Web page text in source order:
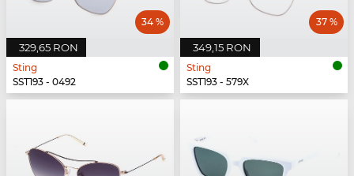
329,65 RON
34 %
Sting
SST193 - 0492
349,15 RON
37 %
Sting
SST193 - 579X